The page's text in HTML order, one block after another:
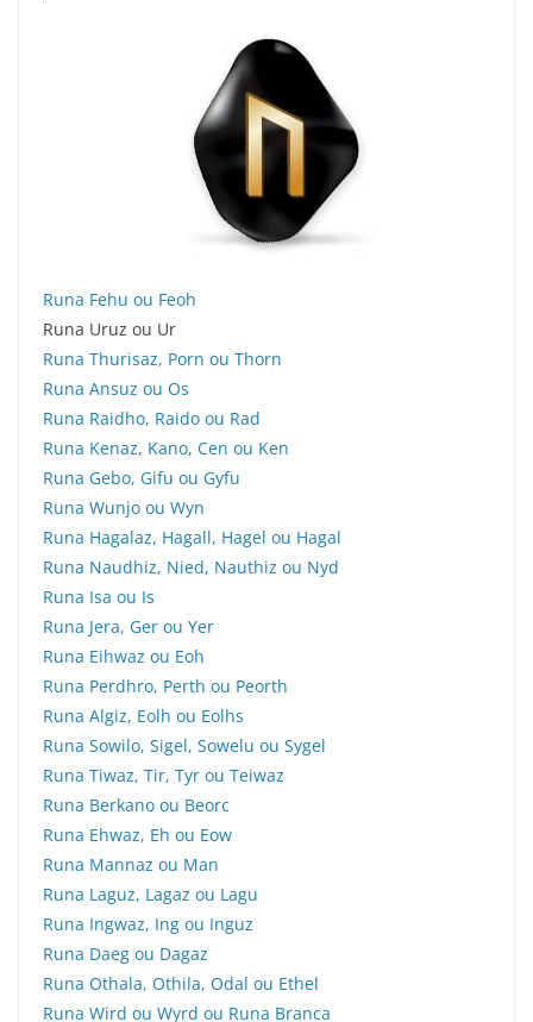
Runa Fehu ou Feoh
Runa Uruz ou Ur
Runa Thurisaz, Porn ou Thorn
Runa Ansuz ou Os
Runa Raidho, Raido ou Rad
Runa Kenaz, Kano, Cen ou Ken
Runa Gebo, Gifu ou Gyfu
Runa Wunjo ou Wyn
Runa Hagalaz, Hagall, Hagel ou Hagal
Runa Naudhiz, Nied, Nauthiz ou Nyd
Runa Isa ou Is
Runa Jera, Ger ou Yer
Runa Eihwaz ou Eoh
Runa Perdhro, Perth ou Peorth
Runa Algiz, Eolh ou Eolhs
Runa Sowilo, Sigel, Sowelu ou Sygel
Runa Tiwaz, Tir, Tyr ou Teiwaz
Runa Berkano ou Beorc
Runa Ehwaz, Eh ou Eow
Runa Mannaz ou Man
Runa Laguz, Lagaz ou Lagu
Runa Ingwaz, Ing ou Inguz
Runa Daeg ou Dagaz
Runa Othala, Othila, Odal ou Ethel
Runa Wird ou Wyrd ou Runa Branca